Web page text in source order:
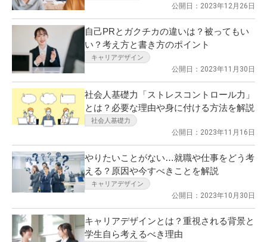
公開日：2023年12月26日
自己PRとガクチカの違いは？被ってもい
い？考え方と書き方のポイント
キャリアデザイン
公開日：2023年11月30日
社会人基礎力「ストレスコントロール力」
とは？必要な理由や身に付ける方法を解説
社会人基礎力
公開日：2023年11月16日
やりたいことがない…就職や仕事をどう考
える？原因や今すべきことを解説
キャリアデザイン
公開日：2023年10月30日
キャリアデザインとは？重視される背景と
学生自ら考えるべき理由